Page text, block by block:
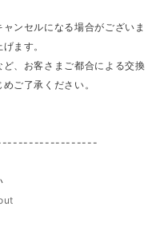
ンセルになる場合がございま
ます。
、お客さまご都合による交換
ご了承ください。